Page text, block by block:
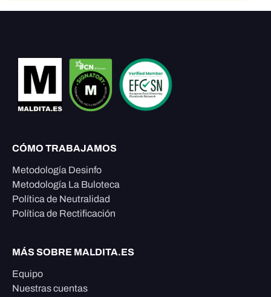
CÓMO TRABAJAMOS
Metodología Desinfo
Metodología La Buloteca
Política de Neutralidad
Política de Rectificación
MÁS SOBRE MALDITA.ES
Equipo
Nuestras cuentas